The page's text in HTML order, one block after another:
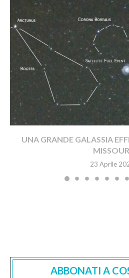
UNA GRANDE GALASSIA
23 Aprile
ABBONATI A